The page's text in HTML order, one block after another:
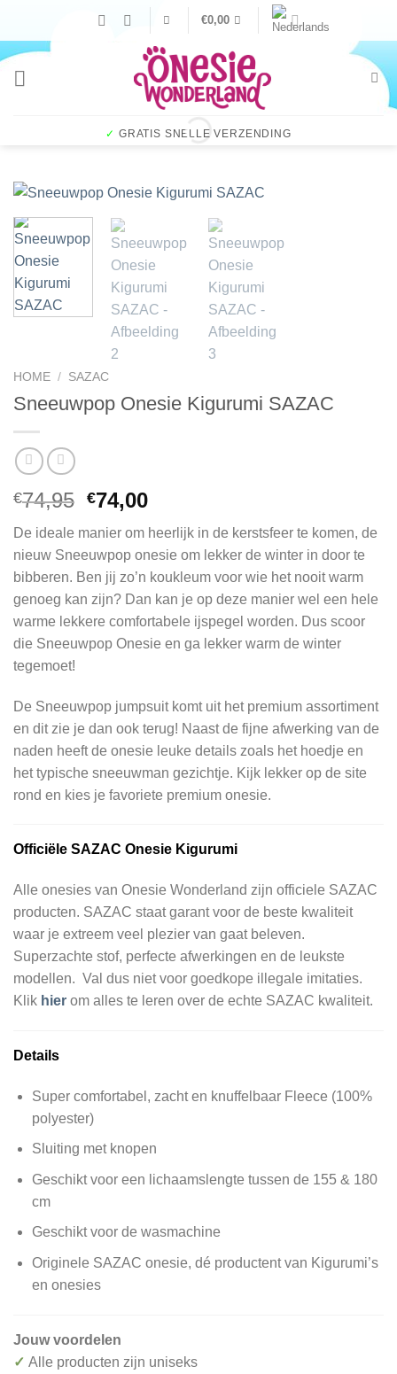
inhoud
€0,00
✓ GRATIS SNELLE VERZENDING
HOME / SAZAC
Sneeuwpop Onesie Kigurumi SAZAC
€74,95 Oorspronkelijke
was:
€74,95.
€74,00Huidige
is:
€74,00.
De ideale manier om heerlijk in de kerstsfeer te komen, de
nieuw Sneeuwpop onesie om lekker de winter in door te
bibberen. Ben jij zo’n koukleum voor wie het nooit warm
genoeg kan zijn? Dan kan je op deze manier wel een hele
warme lekkere comfortabele ijspegel worden. Dus scoor
die Sneeuwpop Onesie en ga lekker warm de winter
tegemoet!
De Sneeuwpop jumpsuit komt uit het premium assortiment
en dit zie je dan ook terug! Naast de fijne afwerking van de
naden heeft de onesie leuke details zoals het hoedje en
het typische sneeuwman gezichtje. Kijk lekker op de site
rond en kies je favoriete premium onesie.
Officiële SAZAC Onesie Kigurumi
Alle onesies van Onesie Wonderland zijn officiele SAZAC
producten. SAZAC staat garant voor de beste kwaliteit
waar je extreem veel plezier van gaat beleven.
Superzachte stof, perfecte afwerkingen en de leukste
modellen. Val dus niet voor goedkope illegale imitaties.
Klik hier om alles te leren over de echte SAZAC kwaliteit.
Details
Super comfortabel, zacht en knuffelbaar Fleece (100%
polyester)
Sluiting met knopen
Geschikt voor een lichaamslengte tussen de 155 & 180
cm
Geschikt voor de wasmachine
Originele SAZAC onesie, dé productent van Kigurumi’s
en onesies
Jouw voordelen
✓ Alle producten zijn uniseks